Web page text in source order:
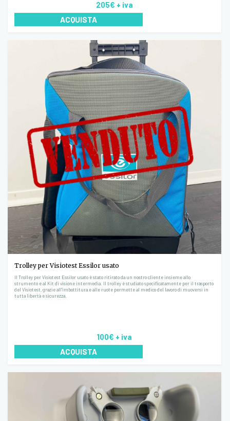
205€ + iva
ACQUISTA
Trolley per Visiotest Essilor usato
Il Trolley per Visiotest Essilor usato è stato ritirato da un nostro cliente insieme allo
strumento e al Kit di visione intermedia. Il trolley è studiato specificatamente per il trasporto
del Visiotest, grazie all'imbottitura e alle ruote permette al medico del lavoro di muoversi in
tutta libertà e sicurezza.
100€ + iva
ACQUISTA